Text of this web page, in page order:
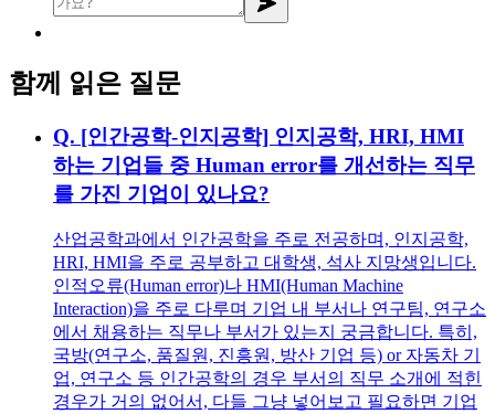
함께 읽은 질문
Q. [인간공학-인지공학] 인지공학, HRI, HMI
하는 기업들 중 Human error를 개선하는 직무
를 가진 기업이 있나요?
산업공학과에서 인간공학을 주로 전공하며, 인지공학,
HRI, HMI을 주로 공부하고 대학생, 석사 지망생입니다.
인적오류(Human error)나 HMI(Human Machine
Interaction)을 주로 다루며 기업 내 부서나 연구팀, 연구소
에서 채용하는 직무나 부서가 있는지 궁금합니다. 특히,
국방(연구소, 품질원, 진흥원, 방산 기업 등) or 자동차 기
업, 연구소 등 인간공학의 경우 부서의 직무 소개에 적힌
경우가 거의 없어서, 다들 그냥 넣어보고 필요하면 기업